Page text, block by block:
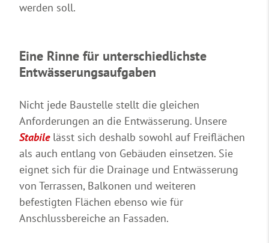
werden soll.
Eine Rinne für unterschiedlichste
Entwässerungsaufgaben
Nicht jede Baustelle stellt die gleichen
Anforderungen an die Entwässerung. Unsere
Stabilelässt sich deshalb sowohl auf Freiflächen
als auch entlang von Gebäuden einsetzen. Sie
eignet sich für die Drainage und Entwässerung
von Terrassen, Balkonen und weiteren
befestigten Flächen ebenso wie für
Anschlussbereiche an Fassaden.